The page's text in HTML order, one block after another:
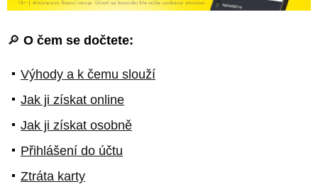
🔎 O čem se dočtete:
Výhody a k čemu slouží
Jak ji získat online
Jak ji získat osobně
Přihlášení do účtu
Ztráta karty